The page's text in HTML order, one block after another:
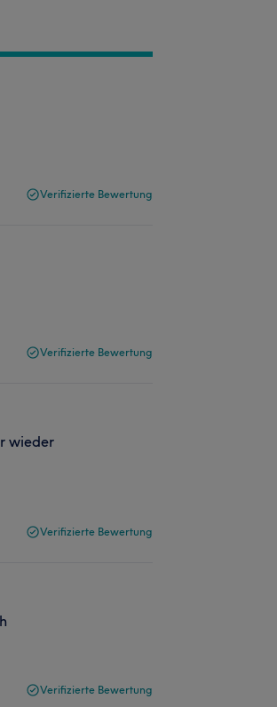
Verifizierte Bewertung
Verifizierte Bewertung
wieder
Verifizierte Bewertung
Verifizierte Bewertung